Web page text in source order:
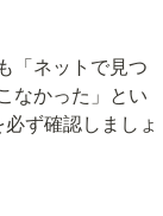
「ネットで見つ
なかった」とい
ず確認しましょ